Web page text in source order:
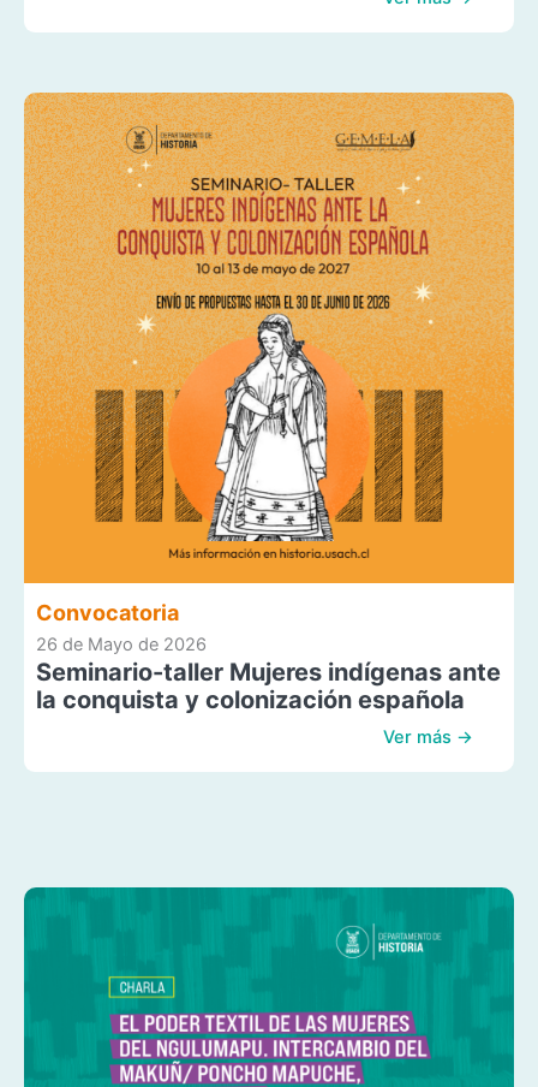
Convocatoria
26 de Mayo de 2026
Seminario-taller Mujeres indígenas ante
la conquista y colonización española
Ver más →